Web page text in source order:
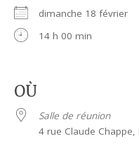
dimanche 18 février
14 h 00 min
OÙ
Salle de réunion
4 rue Claude